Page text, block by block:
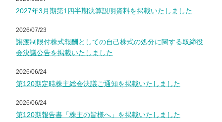
2027年3月期第1四半期決算説明資料を掲載いたしました
2026/07/23
譲渡制限付株式報酬としての自己株式の処分に関する取締役
会決議公告を掲載いたしました
2026/06/24
第120期定時株主総会決議ご通知を掲載いたしました
2026/06/24
第120期報告書「株主の皆様へ」を掲載いたしました